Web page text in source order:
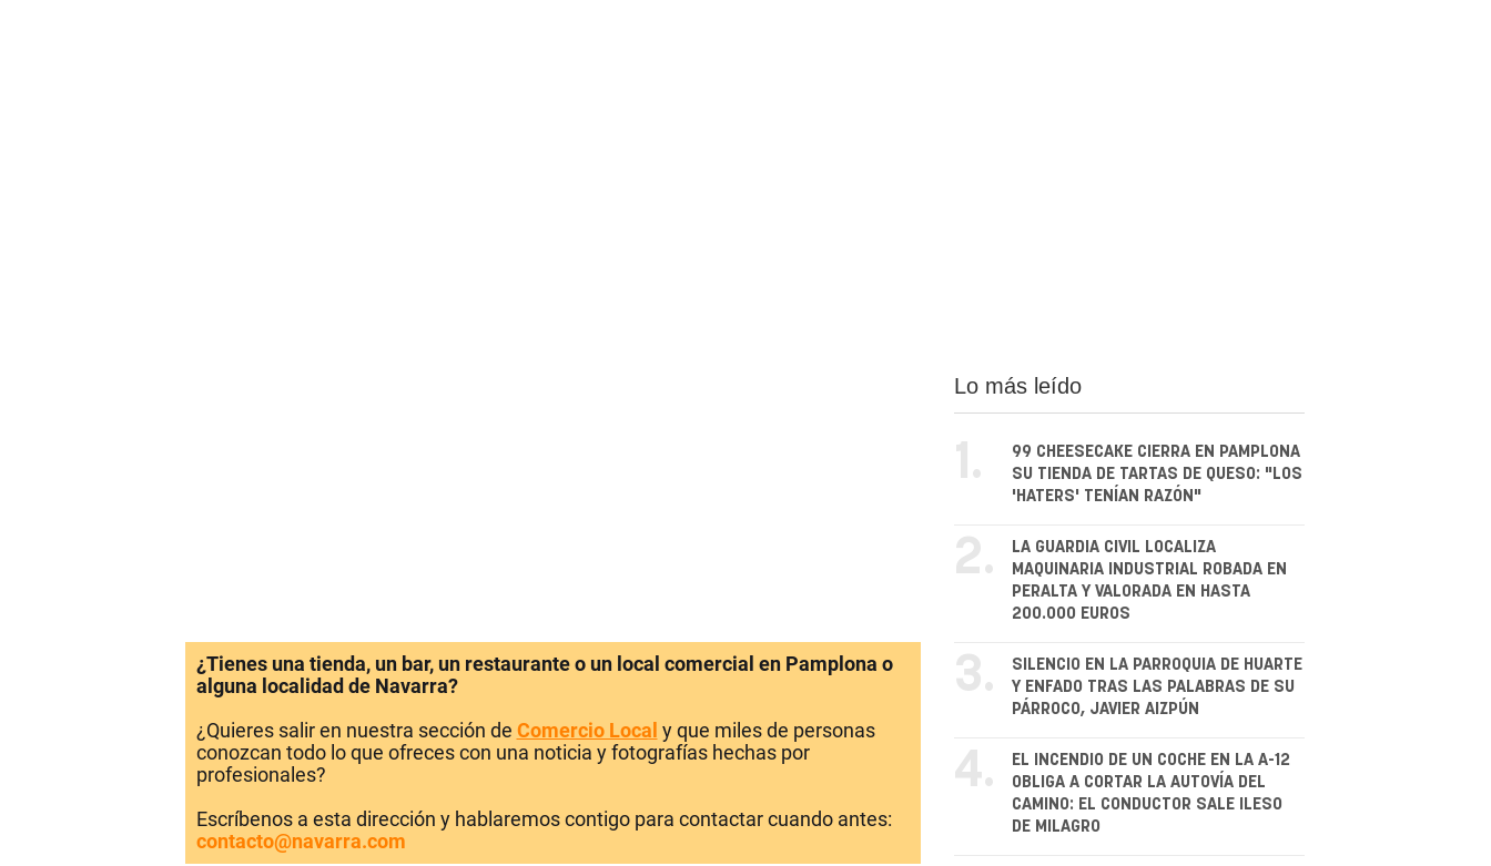
¿Tienes una tienda, un bar, un restaurante o un local comercial en Pamplona o
alguna localidad de Navarra?
¿Quieres salir en nuestra sección de Comercio Local y que miles de personas
conozcan todo lo que ofreces con una noticia y fotografías hechas por
profesionales?
Escríbenos a esta dirección y hablaremos contigo para contactar cuando antes:
contacto@navarra.com
Lo más leído
1.
99 CHEESECAKE CIERRA EN PAMPLONA
SU TIENDA DE TARTAS DE QUESO: "LOS
'HATERS' TENÍAN RAZÓN"
2.
LA GUARDIA CIVIL LOCALIZA
MAQUINARIA INDUSTRIAL ROBADA EN
PERALTA Y VALORADA EN HASTA
200.000 EUROS
3.
SILENCIO EN LA PARROQUIA DE HUARTE
Y ENFADO TRAS LAS PALABRAS DE SU
PÁRROCO, JAVIER AIZPÚN
4.
EL INCENDIO DE UN COCHE EN LA A-12
OBLIGA A CORTAR LA AUTOVÍA DEL
CAMINO: EL CONDUCTOR SALE ILESO
DE MILAGRO